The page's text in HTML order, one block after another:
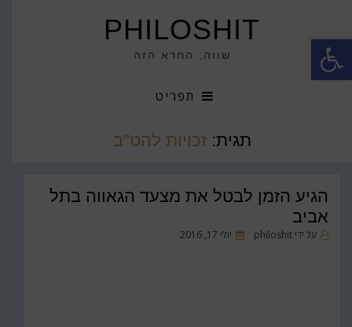
פתח סרגל נגישות PHILOSHIT
שווה, החרא הזה
תפריט
תגית:זכויות להט"ב
הגיע הזמן לבטל את מצעד הגאווה בתל
אביב
על ידי philoshit
פורסם
יולי 17, 2016